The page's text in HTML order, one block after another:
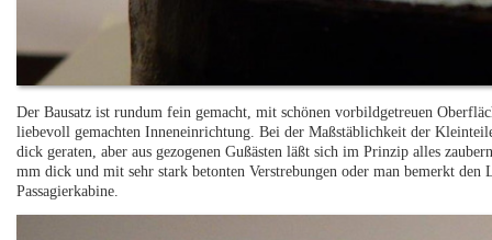
Der Bausatz ist rundum fein gemacht, mit schönen vorbildgetreuen
liebevoll gemachten Inneneinrichtung. Bei der Maßstäblichkeit der
dick geraten, aber aus gezogenen Gußästen läßt sich im Prinzip alles
mm dick und mit sehr stark betonten Verstrebungen oder man bemerkt
Passagierkabine.